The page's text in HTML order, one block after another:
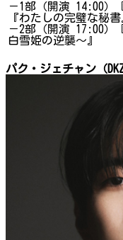
－1部（開演 14:00）
『わたしの完璧な秘書
－2部（開演 17:00）
白雪姫の逆襲～』
パク・ジェチャン（DKZ